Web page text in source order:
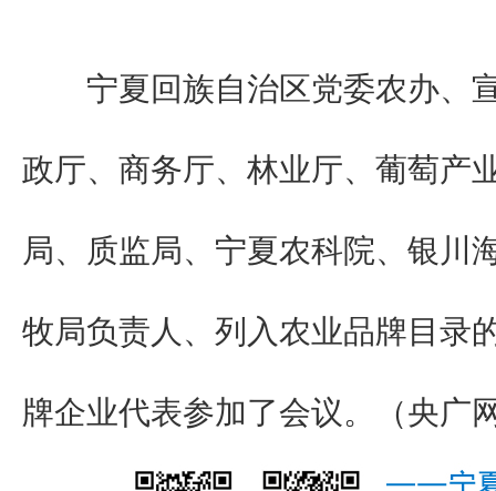
宁夏回族自治区党委农办、
政厅、商务厅、林业厅、葡萄产
局、质监局、宁夏农科院、银川
牧局负责人、列入农业品牌目录
牌企业代表参加了会议。（央广